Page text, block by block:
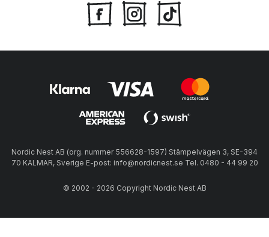
Nordic Nest AB (org. nummer 556628-1597) Stämpelvägen 3, SE-394
70 KALMAR, Sverige E-post: info@nordicnest.se Tel. 0480 - 44 99 20
© 2002 - 2026 Copyright Nordic Nest AB